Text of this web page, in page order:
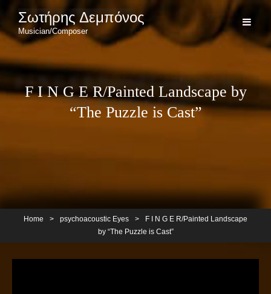
Σωτήρης Δεμπόνος
Musician/Composer
F I N G E R/Painted Landscape by
“The Puzzle is Cast”
Home > psychoacoustic Eyes >
F I N G E R/Painted Landscape
by “The Puzzle is Cast”